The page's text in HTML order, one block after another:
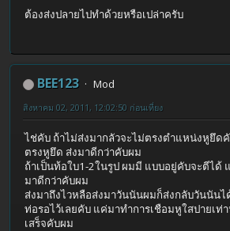
ต้องส่งปลายไปทำด้วยหรือเปล่าครับ
BEE123
Mod
สิงหาคม 02, 2011, 12:02:50 ก่อนเที่ยง
ไช่คับ ถ้าไม่ส่งมากลัวจะไม่ตรงตำแหน่งหูยึด
ตรงหูยึด ส่งมาดีกว่าคับผม
ถ้าเป็นท้อใบ1-2ในรูป ผมมี แบบอยู่คับจะตีได้
มาดีกว่าคับผม
ส่งมาถึงไวหลือส่งมาวันนันผมก็ส่งกลับวันนันไ
ท่อรอไว้เลยคับ แค่มาทำการเชือมหูใสปายเท่
เสร็จคับผม